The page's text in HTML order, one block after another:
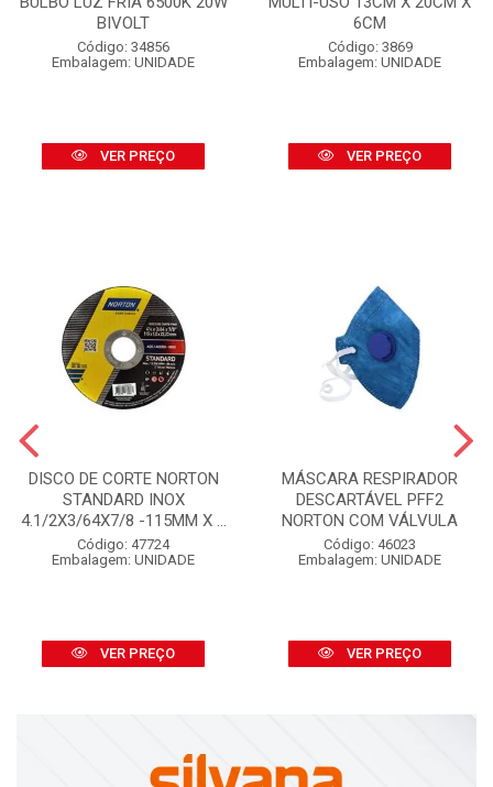
BIVOLT
Código: 34856
Embalagem: UNIDADE
VER PREÇO
6CM
Código: 3869
Embalagem: UNIDADE
VER PREÇO
DISCO DE CORTE NORTON
STANDARD INOX
4.1/2X3/64X7/8 -115MM X ...
Código: 47724
Embalagem: UNIDADE
VER PREÇO
MÁSCARA RESPIRADOR
DESCARTÁVEL PFF2
NORTON COM VÁLVULA
Código: 46023
Embalagem: UNIDADE
VER PREÇO